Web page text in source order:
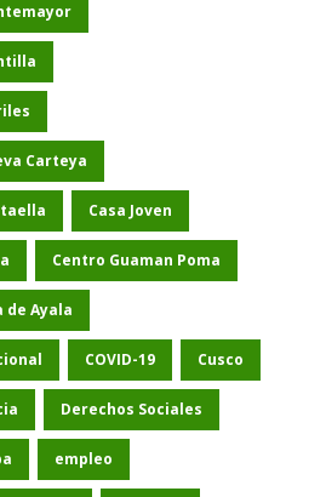
Carteya
Casa Joven
Centro Guaman Poma
de Ayala
COVID-19 Cusco
Derechos Sociales
empleo